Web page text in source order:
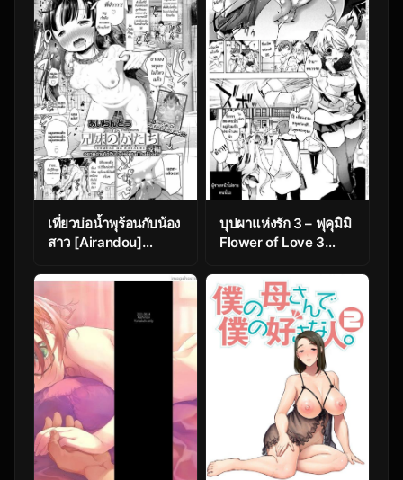
Kouhen ~Boku No
Oba-San Wa Chou
Meiki Datta~ | My
Aunt’s Body Is
Irresistible ~Her Hole
Is The Best~ – Part 7
เที่ยวบ่อน้ำพุร้อนกับน้อง
สาว [Airandou]
Kouhen (COMIC LO
2020-02)
บุปผาแห่งรัก 3 – ฟุคุมิมิ
Flower of Love 3
อักษร)